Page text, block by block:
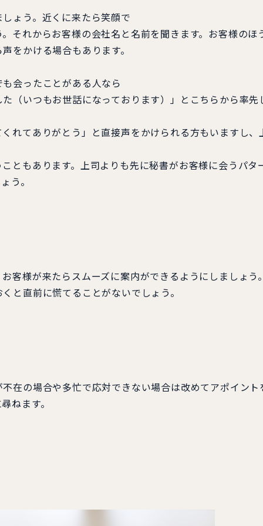
ょう。近くに来たら笑顔で
れからお客様の会社名と名前を聞きます。お客様のほ
をかける場合もあります。
会ったことがある人なら
いつもお世話になっております）」とこちらから率先
れてありがとう」と直接声をかけられる方もいますし、
もあります。上司よりも先に秘書がお客様に会うパタ
う。
様が来たらスムーズに案内ができるようにしましょう
と直前に慌てることがないでしょう。
在の場合や多忙で応対できない場合は改めてアポイント
ねます。